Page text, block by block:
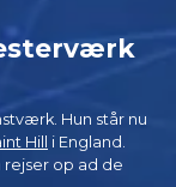
Hun står nu
Hill
i England.
rejser op ad de